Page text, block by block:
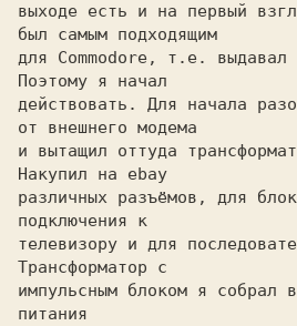
выходе есть и на первый
был самым подходящим
для Commodore, т.е.
Поэтому я начал
действовать. Для начала
от внешнего модема
и вытащил оттуда
Накупил на ebay
различных разъёмов, для
подключения к
телевизору и для
Трансформатор с
импульсным блоком я собрал
питания